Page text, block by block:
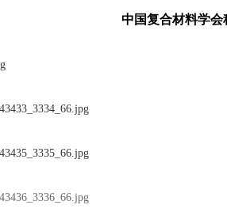
中国复合材料学